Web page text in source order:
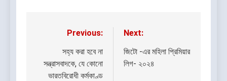
navigation
Previous:
সহ্য করা হবে না
সন্ত্রাসবাদকে, যে কোনো
ভারতবিরোধী কর্মকাণ্ড
Next:
জিটো -এর মহিলা প্রিমিয়ার
লিগ- ২০২৪